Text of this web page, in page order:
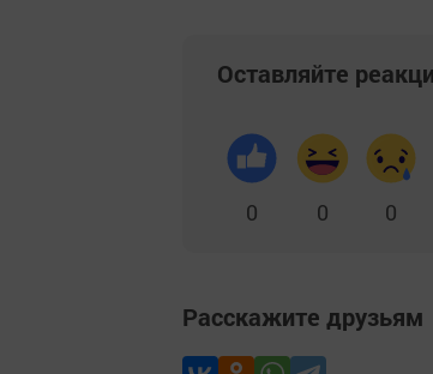
Оставляйте
0 0 0
Расскажите друзьям